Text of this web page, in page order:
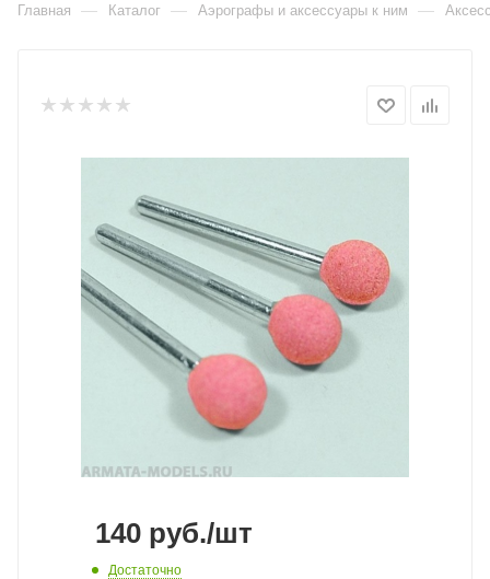
Главная — Каталог — Аэрографы и аксессуары к ним —
140 руб./шт
Достаточно